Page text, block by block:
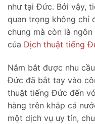
như tại Đức. Bởi vậy,
quan trọng không chỉ
chung mà còn là
của Dịch thuật tiếng
Nắm bắt được nhu
Đức đã bắt tay vào
thuật tiếng Đức đến
hàng trên khắp cả
một dịch vụ uy tín,